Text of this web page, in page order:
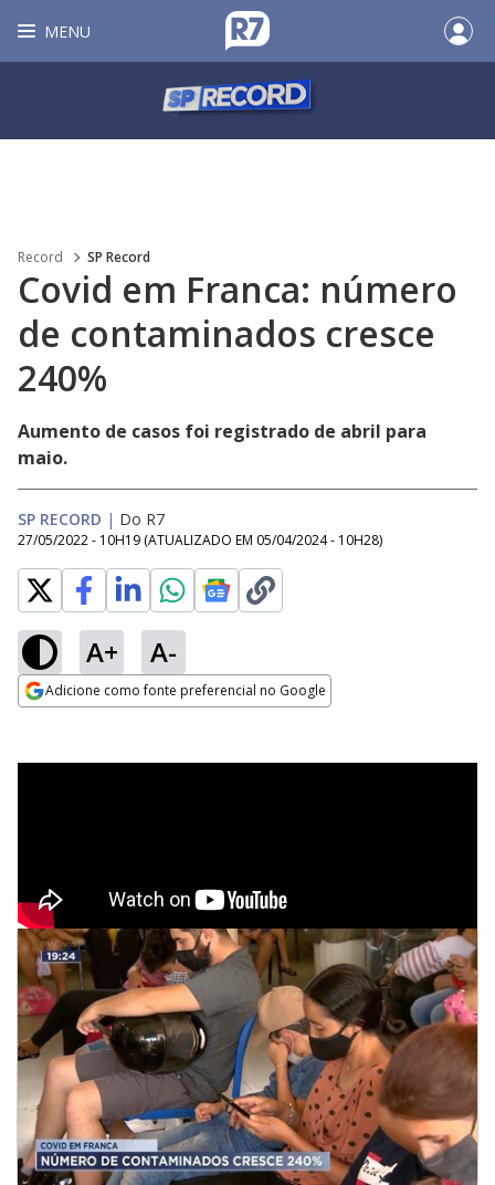
MENU
Record SP Record
Covid em Franca: número
de contaminados cresce
240%
Aumento de casos foi registrado de abril para
maio.
SP RECORD | Do R7
27/05/2022 - 10H19 (ATUALIZADO EM 05/04/2024 - 10H28)
A+ A-
Adicione como fonte preferencial no Google